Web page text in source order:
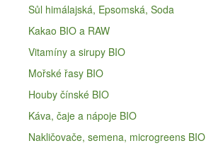
Sůl himálajská, Epsomská, Soda
Kakao BIO a RAW
Vitamíny a sirupy BIO
Mořské řasy BIO
Houby čínské BIO
Káva, čaje a nápoje BIO
Nakličovače, semena, microgreens BIO